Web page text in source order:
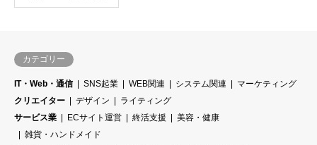
カテゴリー
IT・Web・通信 SNS起業 WEB関連 システム関連
マーケティング
クリエイター
デザイン
ライティング
サービス業
ECサイト運営 終活支援
美容・健康
雑貨・ハンドメイド